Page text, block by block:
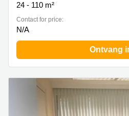
24 - 110 m²
Contact for price:
N/A
Ontvang